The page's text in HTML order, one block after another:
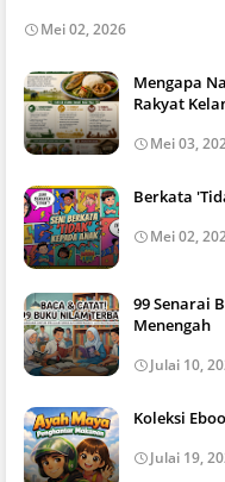
Mei 02, 2026
Mengapa
Rakyat
Mei 03,
Berkata
Mei 02,
99 Senarai
Menengah
Julai 10,
Koleksi
Julai 19,